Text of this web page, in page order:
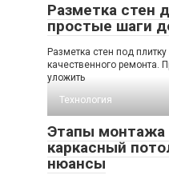
Разметка стен
простые шаги
Разметка стен под
качественного ремонта.
уложить
Технология
Этапы монтажа
каркасный
нюансы